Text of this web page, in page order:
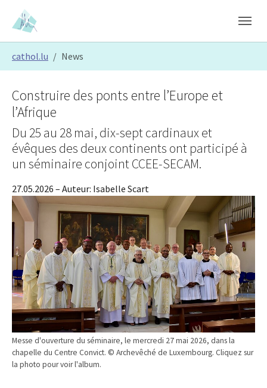
Skip to main content
Skip to page footer
cathol.lu News
Messe d'ouverture du séminaire, le mercredi 27 mai 2026, dans la
chapelle du Centre Convict. © Archevêché de Luxembourg. Cliquez sur
la photo pour voir l'album.
Construire des ponts entre l’Europe et
l’Afrique
Du 25 au 28 mai, dix-sept cardinaux et
évêques des deux continents ont participé à
un séminaire conjoint CCEE-SECAM.
27.05.2026 – Auteur: Isabelle Scart